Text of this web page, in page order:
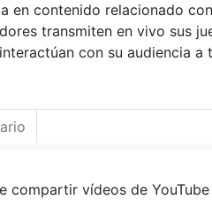
en contenido relacionado
transmiten en vivo sus
con su audiencia
compartir vídeos de